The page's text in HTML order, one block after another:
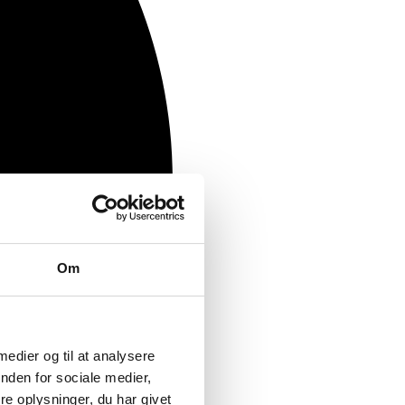
Om
og til at analysere
for sociale medier,
oplysninger, du har givet